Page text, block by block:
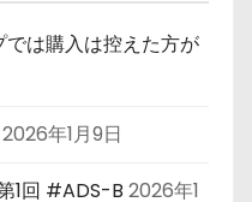
では購入は控えた方が
2026年1月9日
1回 #ADS-B 2026年1